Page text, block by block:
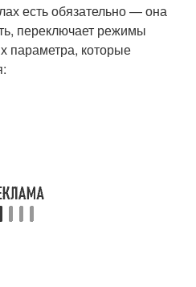
есть обязательно — она
переключает режимы
параметра, которые